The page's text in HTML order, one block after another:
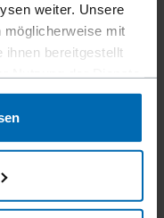
weiter. Unsere
möglicherweise mit
ihnen bereitgestellt